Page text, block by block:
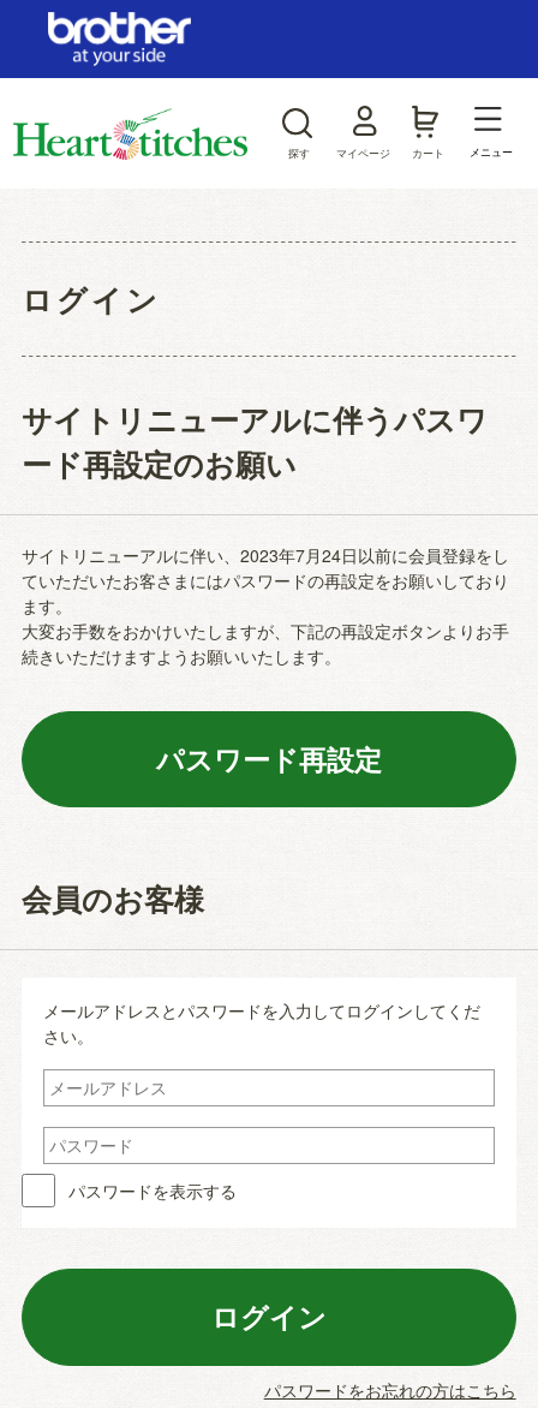
探す マイページ カート メニュー
ログイン
サイトリニューアルに伴うパスワ
ード再設定のお願い
サイトリニューアルに伴い、2023年7月24日以前に会員登録をし
ていただいたお客さまにはパスワードの再設定をお願いしており
ます。
大変お手数をおかけいたしますが、下記の再設定ボタンよりお手
続きいただけますようお願いいたします。
会員のお客様
メールアドレスとパスワードを入力してログインしてくだ
さい。
パスワードを表示する
パスワードをお忘れの方はこちら
ログイン/新規会員登録